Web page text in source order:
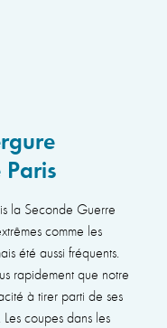
la Seconde Guerre
comme les
été aussi fréquents.
rapidement que notre
à tirer parti de ses
coupes dans les